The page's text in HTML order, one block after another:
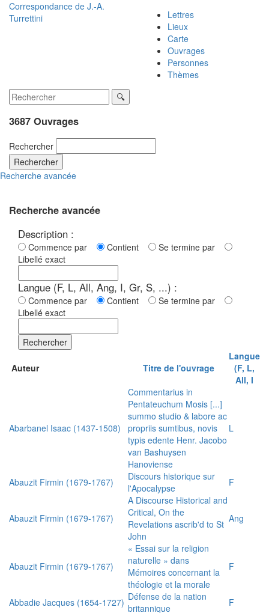
Correspondance de J.-A.
Turrettini
Lettres
Lieux
Carte
Ouvrages
Personnes
Thèmes
3687 Ouvrages
Rechercher
Rechercher
Recherche avancée
Recherche avancée
Description :
Commence par Contient
Se termine par
Libellé exact
Langue (F, L, All, Ang, I, Gr, S, ...) :
Commence par Contient
Se termine par
Libellé exact
Rechercher
Auteur Titre de l'ouvrage
Langue
(F, L,
All, I
Abarbanel Isaac (1437-1508)
Commentarius in
Pentateuchum Mosis [...]
summo studio & labore ac
propriis sumtibus, novis
typis edente Henr. Jacobo
van Bashuysen
Hanoviense
L
Abauzit Firmin (1679-1767)
Discours historique sur
l'Apocalypse
F
Abauzit Firmin (1679-1767)
A Discourse Historical and
Critical, On the
Revelations ascrib'd to St
John
Ang
Abauzit Firmin (1679-1767)
« Essai sur la religion
naturelle » dans
Mémoires concernant la
théologie et la morale
F
Abbadie Jacques (1654-1727) Défense de la nation
britannique
F